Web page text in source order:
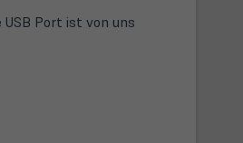
Port ist von uns